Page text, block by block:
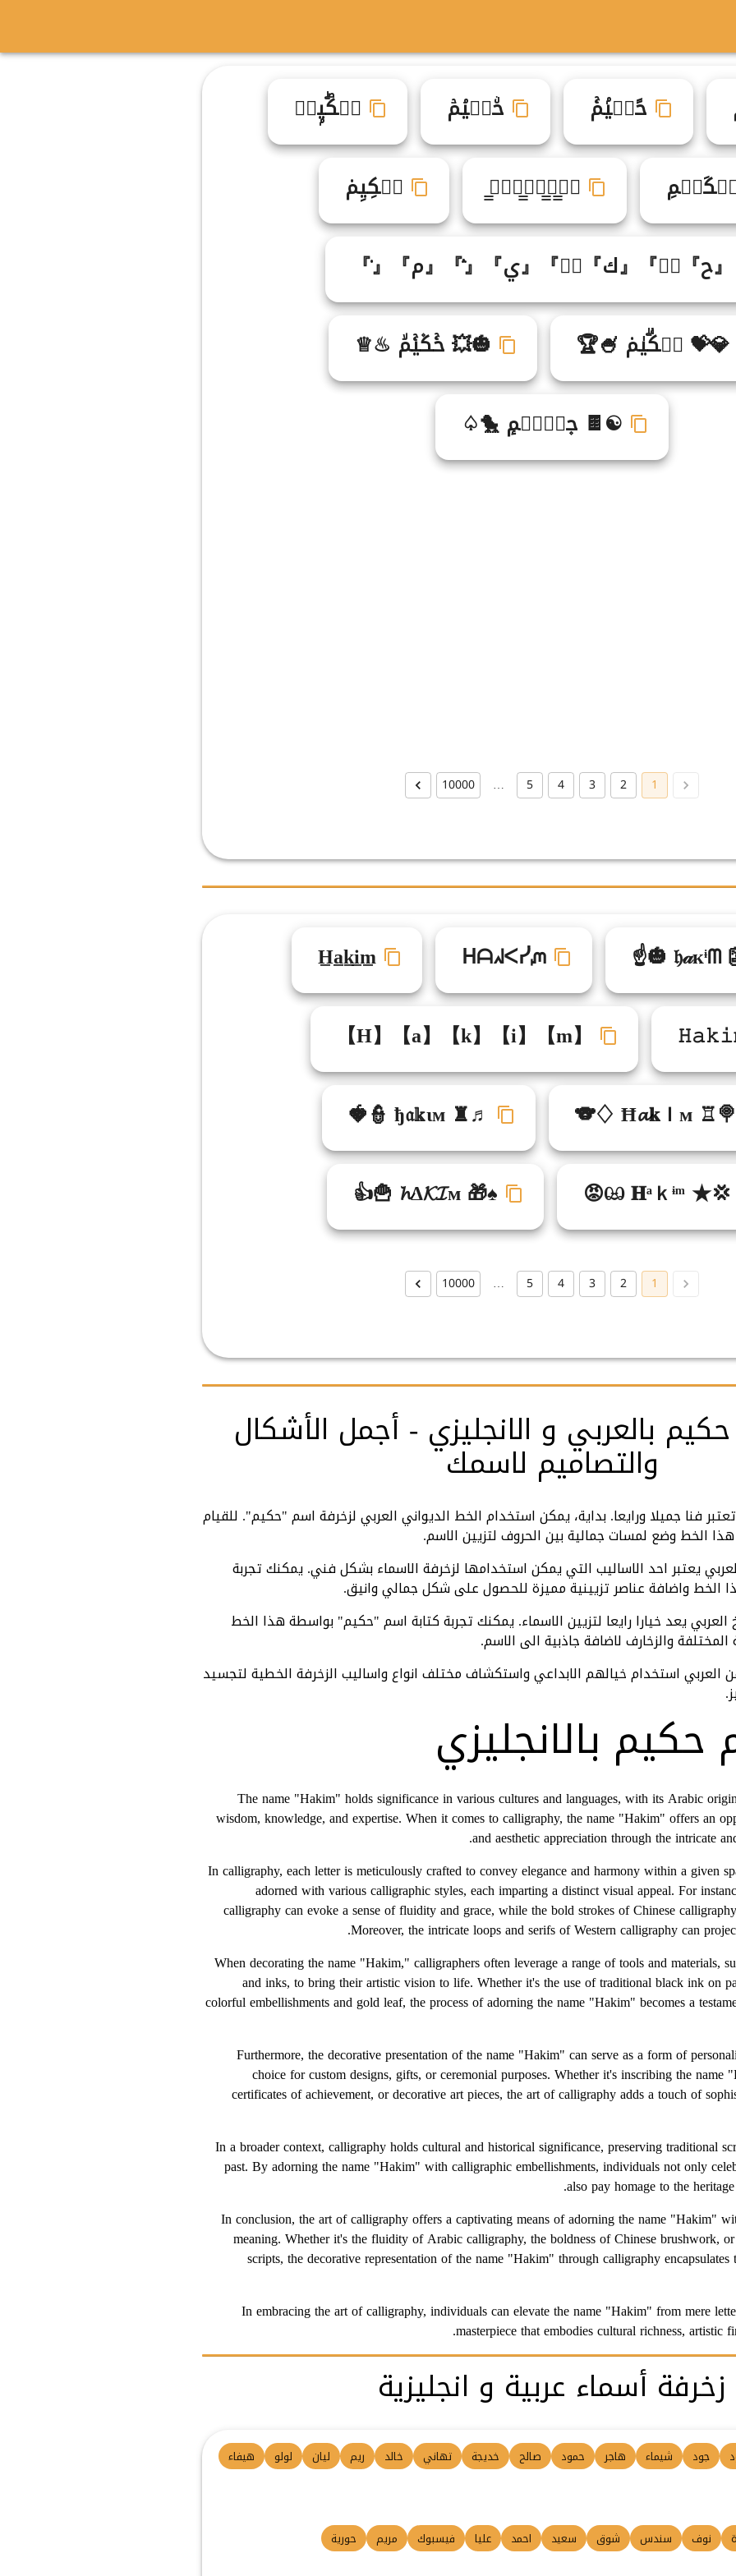
حًكࣴيۢمۚ حۨكࣾيۘمۡ حࣶكۖيۭمࣼ
ح̲̲ٔك̲̲ࣾي̲̲ࣸم̲̲ࣳ حࣵكِيِم۟
『ح』『ٓ』『ك』『َ』『ي』『ۛ』『م』『۟』
💎💝 حࣼكۗيٰم۟ 🍧🏆 🎃💥 حۚك۫يۚمۙ ♨♕
☯🍫 ح۪كࣷي۬مٕ 🐤♤
1
2
3
4
5
…
10000
☝🎃 𝔥𝒶кᶤᗰ
ᕼᗩᖽᐸᓰᘻ
H̲a̲k̲i̲m̲
【H】【a】【k】【i】【m】
🐨♢ Ħ𝓪𝐤Ｉм ♖🍭
🍓👮 ђ𝔞𝕜ιм ♜♬
😡ඏ 𝐇ᵃｋᶤᵐ ★💢
👍🍟 𝓱Δ𝓚𝓘м 🎁♠
1
2
3
4
5
…
10000
بالعربي و الانجليزي - أجمل الأشكال
والتصاميم لاسمك
فنا جميلا ورايعا. بداية، يمكن استخدام الخط الديواني العربي لزخرفة اسم "حكيم". للقيام
الخط وضع لمسات جمالية بين الحروف لتزيين الاسم.
يعتبر احد الاساليب التي يمكن استخدامها لزخرفة الاسماء بشكل فني. يمكنك تجربة
الخط واضافة عناصر تزيينية مميزة للحصول على شكل جمالي وانيق.
يعد خيارا رايعا لتزيين الاسماء. يمكنك تجربة كتابة اسم "حكيم" بواسطة هذا الخط
والزخارف لاضافة جاذبية الى الاسم.
العربي استخدام خيالهم الابداعي واستكشاف مختلف انواع واساليب الزخرفة الخطية لتجسيد
بالانجليزي
The name "Hakim" holds significance in various cultures and languages, with its Arabic
wisdom, knowledge, and expertise. When it comes to calligraphy, the name "Hakim" offers an
and aesthetic appreciation through the intricate
In calligraphy, each letter is meticulously crafted to convey elegance and harmony within a given
adorned with various calligraphic styles, each imparting a distinct visual appeal. For
calligraphy can evoke a sense of fluidity and grace, while the bold strokes of Chinese
Moreover, the intricate loops and serifs of Western calligraphy can
When decorating the name "Hakim," calligraphers often leverage a range of tools and materials,
and inks, to bring their artistic vision to life. Whether it's the use of traditional black ink on
colorful embellishments and gold leaf, the process of adorning the name "Hakim" becomes a
Furthermore, the decorative presentation of the name "Hakim" can serve as a form of
choice for custom designs, gifts, or ceremonial purposes. Whether it's inscribing the
certificates of achievement, or decorative art pieces, the art of calligraphy adds a touch of
In a broader context, calligraphy holds cultural and historical significance, preserving traditional
past. By adorning the name "Hakim" with calligraphic embellishments, individuals not only
also pay homage to the
In conclusion, the art of calligraphy offers a captivating means of adorning the name "Hakim"
meaning. Whether it's the fluidity of Arabic calligraphy, the boldness of Chinese brushwork,
scripts, the decorative representation of the name "Hakim" through calligraphy
In embracing the art of calligraphy, individuals can elevate the name "Hakim" from mere
masterpiece that embodies cultural richness, artistic
زخرفة أسماء عربية و انجليزية
جود شيماء هاجر حمود صالح خديجة تهاني خالد ريم ليان لولو هيفاء
نوف سندس شوق سعيد احمد عليا فيسبوك مريم حورية